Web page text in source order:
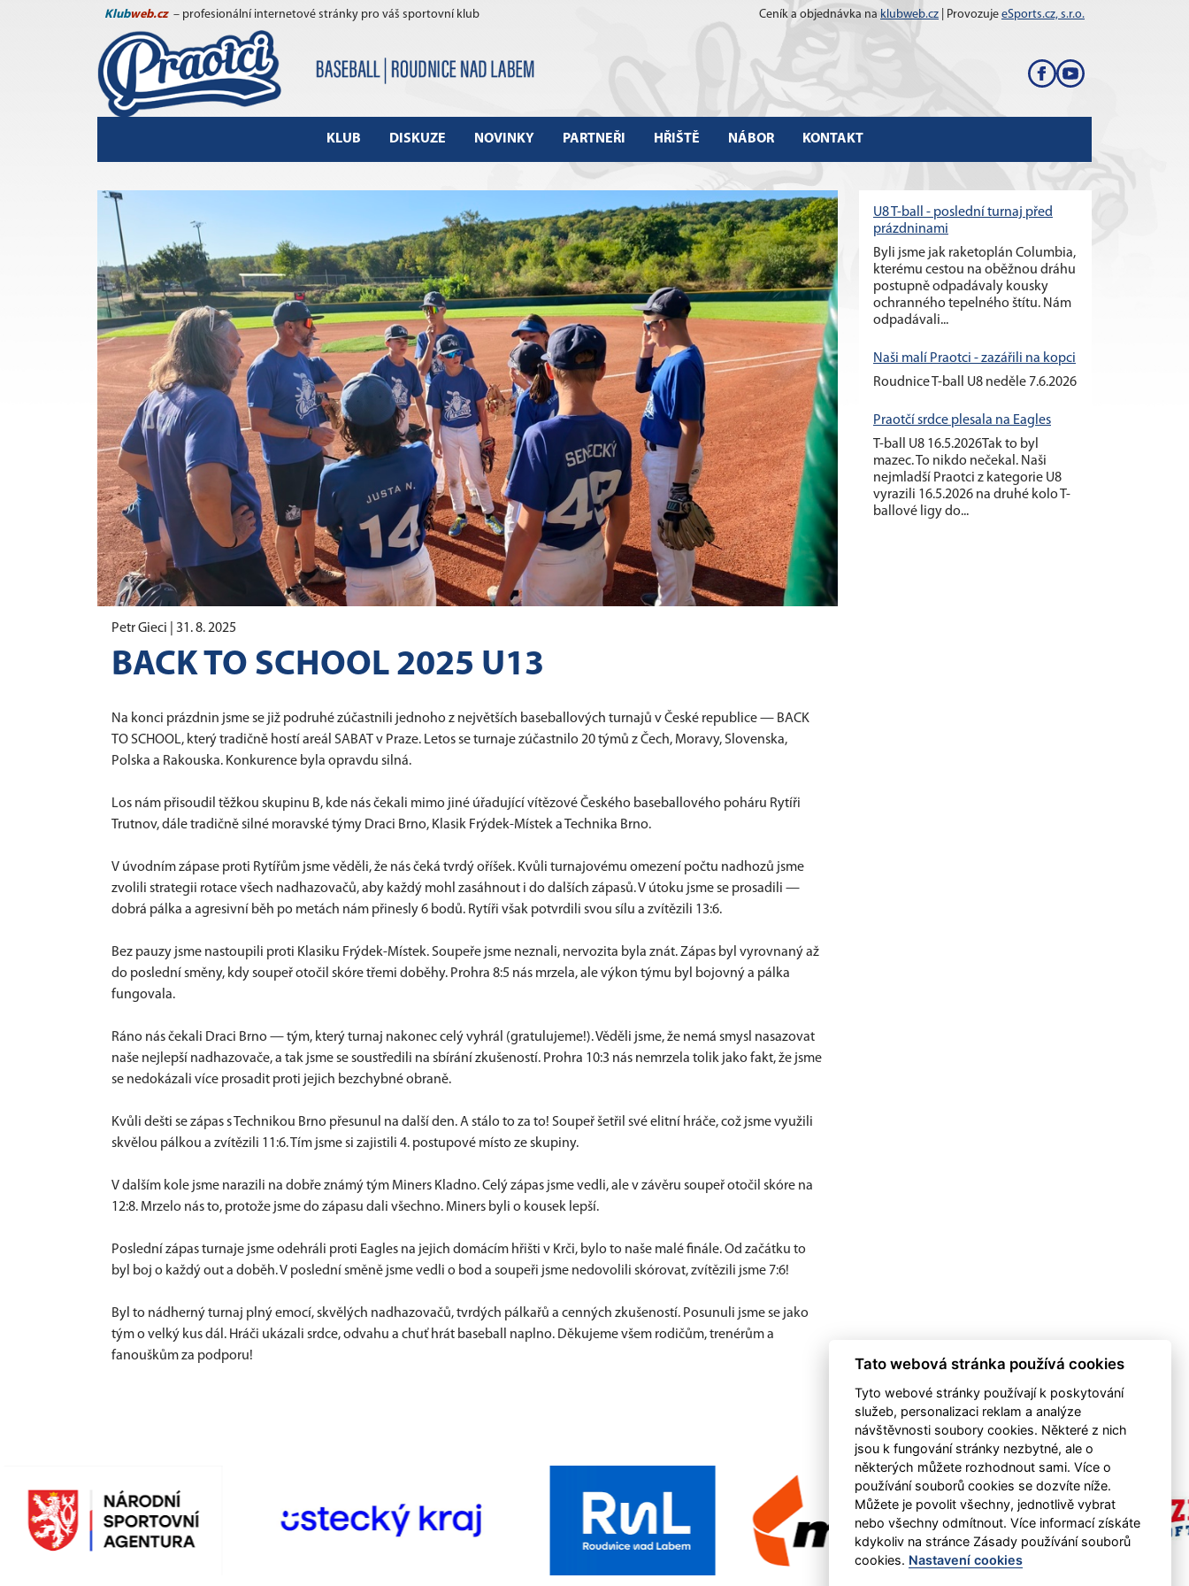
Klubweb.cz – profesionální internetové stránky pro váš sportovní klub Ceník a objednávka na klubweb.cz | Provozuje eSports.cz, s.r.o.
KLUB DISKUZE NOVINKY PARTNEŘI HŘIŠTĚ NÁBOR KONTAKT
Petr Gieci | 31. 8. 2025
BACK TO SCHOOL 2025 U13
Na konci prázdnin jsme se již podruhé zúčastnili jednoho z největších baseballových turnajů v České republice — BACK
TO SCHOOL, který tradičně hostí areál SABAT v Praze. Letos se turnaje zúčastnilo 20 týmů z Čech, Moravy, Slovenska,
Polska a Rakouska. Konkurence byla opravdu silná.
Los nám přisoudil těžkou skupinu B, kde nás čekali mimo jiné úřadující vítězové Českého baseballového poháru Rytíři
Trutnov, dále tradičně silné moravské týmy Draci Brno, Klasik Frýdek-Místek a Technika Brno.
V úvodním zápase proti Rytířům jsme věděli, že nás čeká tvrdý oříšek. Kvůli turnajovému omezení počtu nadhozů jsme
zvolili strategii rotace všech nadhazovačů, aby každý mohl zasáhnout i do dalších zápasů. V útoku jsme se prosadili —
dobrá pálka a agresivní běh po metách nám přinesly 6 bodů. Rytíři však potvrdili svou sílu a zvítězili 13:6.
Bez pauzy jsme nastoupili proti Klasiku Frýdek-Místek. Soupeře jsme neznali, nervozita byla znát. Zápas byl vyrovnaný až
do poslední směny, kdy soupeř otočil skóre třemi doběhy. Prohra 8:5 nás mrzela, ale výkon týmu byl bojovný a pálka
fungovala.
Ráno nás čekali Draci Brno — tým, který turnaj nakonec celý vyhrál (gratulujeme!). Věděli jsme, že nemá smysl nasazovat
naše nejlepší nadhazovače, a tak jsme se soustředili na sbírání zkušeností. Prohra 10:3 nás nemrzela tolik jako fakt, že jsme
se nedokázali více prosadit proti jejich bezchybné obraně.
Kvůli dešti se zápas s Technikou Brno přesunul na další den. A stálo to za to! Soupeř šetřil své elitní hráče, což jsme využili
skvělou pálkou a zvítězili 11:6. Tím jsme si zajistili 4. postupové místo ze skupiny.
V dalším kole jsme narazili na dobře známý tým Miners Kladno. Celý zápas jsme vedli, ale v závěru soupeř otočil skóre na
12:8. Mrzelo nás to, protože jsme do zápasu dali všechno. Miners byli o kousek lepší.
Poslední zápas turnaje jsme odehráli proti Eagles na jejich domácím hřišti v Krči, bylo to naše malé finále. Od začátku to
byl boj o každý out a doběh. V poslední směně jsme vedli o bod a soupeři jsme nedovolili skórovat, zvítězili jsme 7:6!
Byl to nádherný turnaj plný emocí, skvělých nadhazovačů, tvrdých pálkařů a cenných zkušeností. Posunuli jsme se jako
tým o velký kus dál. Hráči ukázali srdce, odvahu a chuť hrát baseball naplno. Děkujeme všem rodičům, trenérům a
fanouškům za podporu!
U8 T-ball - poslední turnaj před
prázdninami
Byli jsme jak raketoplán Columbia,
kterému cestou na oběžnou dráhu
postupně odpadávaly kousky
ochranného tepelného štítu. Nám
odpadávali...
Naši malí Praotci - zazářili na kopci
Roudnice T-ball U8 neděle 7.6.2026
Praotčí srdce plesala na Eagles
T-ball U8 16.5.2026Tak to byl
mazec. To nikdo nečekal. Naši
nejmladší Praotci z kategorie U8
vyrazili 16.5.2026 na druhé kolo T-
ballové ligy do...
Tato webová stránka používá cookies
Tyto webové stránky používají k poskytování
služeb, personalizaci reklam a analýze
návštěvnosti soubory cookies. Některé z nich
jsou k fungování stránky nezbytné, ale o
některých můžete rozhodnout sami. Více o
používání souborů cookies se dozvíte níže.
Můžete je povolit všechny, jednotlivě vybrat
nebo všechny odmítnout. Více informací získáte
kdykoliv na stránce Zásady používání souborů
cookies. Nastavení cookies